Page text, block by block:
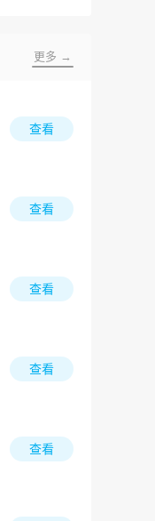
更多 →
查看
查看
查看
查看
查看